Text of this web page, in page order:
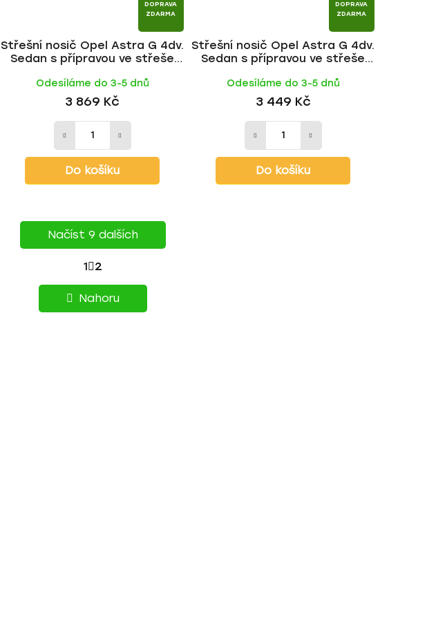
DOPRAVA
ZDARMA
Střešní nosič Opel Astra G 4dv.
Sedan s přípravou ve střeše
Odesíláme do 3-5 dnů
3 869 Kč
Do košíku
DOPRAVA
ZDARMA
Střešní nosič Opel Astra G 4dv.
Sedan s přípravou ve střeše
Odesíláme do 3-5 dnů
3 449 Kč
Do košíku
O
v
l
Načíst 9 dalších
S
T
R
1 2
Nahoru